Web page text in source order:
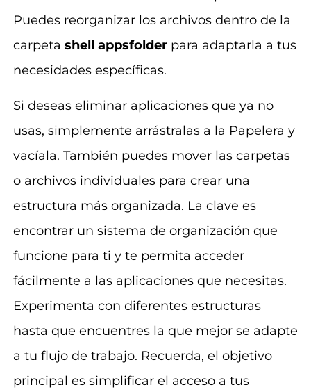
Puedes reorganizar los archivos dentro de la
carpeta shell appsfolderpara adaptarla a tus
necesidades específicas.
Si deseas eliminar aplicaciones que ya no
usas, simplemente arrástralas a la Papelera y
vacíala. También puedes mover las carpetas
o archivos individuales para crear una
estructura más organizada. La clave es
encontrar un sistema de organización que
funcione para ti y te permita acceder
fácilmente a las aplicaciones que necesitas.
Experimenta con diferentes estructuras
hasta que encuentres la que mejor se adapte
a tu flujo de trabajo. Recuerda, el objetivo
principal es simplificar el acceso a tus